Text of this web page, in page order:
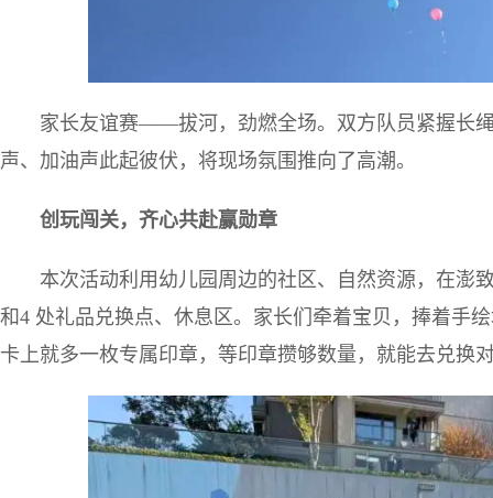
家长友谊赛——拔河，劲燃全场。双方队员紧握长
声、加油声此起彼伏，将现场氛围推向了高潮。
创玩闯关，齐心共赴赢勋章
本次活动利用幼儿园周边的社区、自然资源，在澎
和4 处礼品兑换点、休息区。家长们牵着宝贝，捧着手
卡上就多一枚专属印章，等印章攒够数量，就能去兑换